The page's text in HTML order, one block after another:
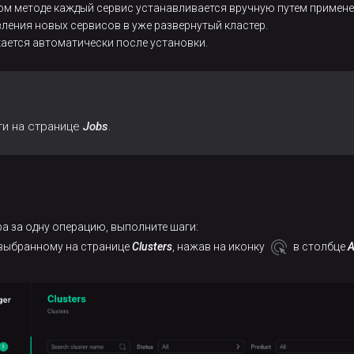
методе каждый сервис устанавливается вручную путем
новых сервисов в уже развернутый кластер.
автоматически после установки.
на странице Jobs.
за одну операцию, выполните шаги:
на страницеClusters , нажав на иконку в столбце